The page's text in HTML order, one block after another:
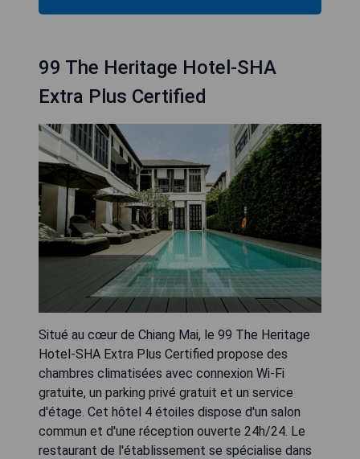
99 The Heritage Hotel-SHA
Extra Plus Certified
Situé au cœur de Chiang Mai, le 99 The Heritage
Hotel-SHA Extra Plus Certified propose des
chambres climatisées avec connexion Wi-Fi
gratuite, un parking privé gratuit et un service
d'étage. Cet hôtel 4 étoiles dispose d'un salon
commun et d'une réception ouverte 24h/24. Le
restaurant de l'établissement se spécialise dans